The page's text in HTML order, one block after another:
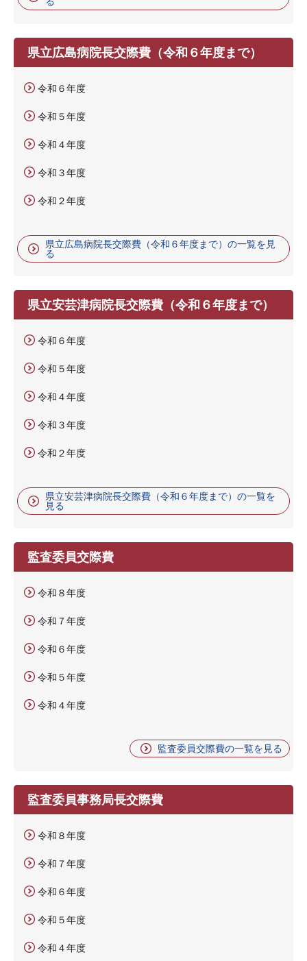
県立広島病院長交際費（令和６年度まで）
令和６年度
令和５年度
令和４年度
令和３年度
令和２年度
県立広島病院長交際費（令和６年度まで）の一覧を見
る
県立安芸津病院長交際費（令和６年度まで）
令和６年度
令和５年度
令和４年度
令和３年度
令和２年度
県立安芸津病院長交際費（令和６年度まで）の一覧を
見る
監査委員交際費
令和８年度
令和７年度
令和６年度
令和５年度
令和４年度
監査委員交際費の一覧を見る
監査委員事務局長交際費
令和８年度
令和７年度
令和６年度
令和５年度
令和４年度